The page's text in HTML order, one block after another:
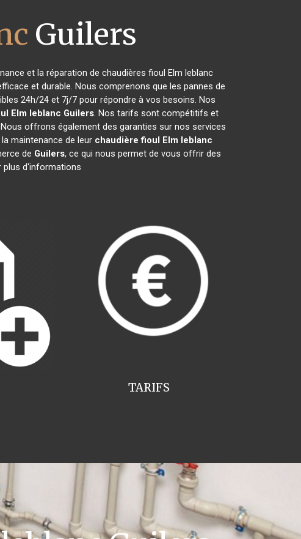
Guilers
et la réparation de chaudières fioul Elm leblanc
et durable. Nous comprenons que les pannes de
24h/24 et 7j/7 pour répondre à vos besoins. Nos
Elm leblanc Guilers. Nos tarifs sont compétitifs et
offrons également des garanties sur nos services
maintenance de leur chaudière fioul Elm leblanc
de Guilers, ce qui nous permet de vous offrir des
plus d'informations
TARIFS